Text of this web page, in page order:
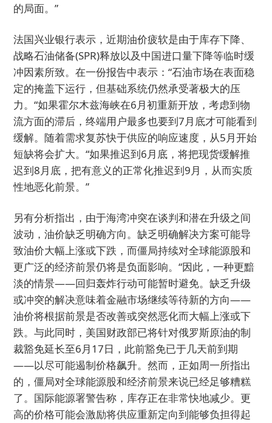
的局面。”
法国兴业银行表示，近期油价疲软是由于库存下降、
战略石油储备(SPR)释放以及中国进口量下降等临时缓
冲因素所致。在一份报告中表示：“石油市场在表面稳
定的掩盖下运行，但基础系统仍然承受著极大的压
力。“如果霍尔木兹海峡在6月初重新开放，考虑到物
流方面的滞后，终端用户最多也要到7月底才可能看到
缓解。随着需求复苏快于供应的响应速度，从5月开始
短缺将会扩大。“如果推迟到6月底，将把现货缓解推
迟到8月底，把有意义的正常化推迟到9月，从而实质
性地恶化前景。”
另有分析指出，由于海湾冲突在谈判和潜在升级之间
波动，油价缺乏明确方向。缺乏明确解决方案可能导
致油价大幅上涨或下跌，而僵局持续对全球能源股和
更广泛的经济前景仍将是负面影响。“因此，一种更黯
淡的情景——回归轰炸行动可能暂时避免。缺乏升级
或冲突的解决意味着金融市场继续等待新的方向——
油价将根据前景是否改善或突然恶化而大幅上涨或下
跌。与此同时，美国财政部已将针对俄罗斯原油的制
裁豁免延长至6月17日，此前豁免已于几天前到期
——以尽可能遏制价格飙升。然而，正如周一所指出
的，僵局对全球能源股和经济前景来说已经足够糟糕
了。国际能源署警告称，库存正在非常快地减少。更
高的价格可能会激励将供应重新定向到能够负担得起